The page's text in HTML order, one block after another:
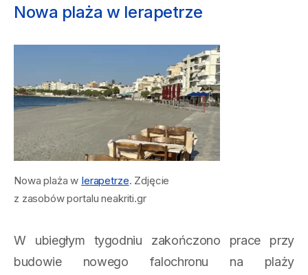
Nowa plaża w Ierapetrze
Nowa plaża w Ierapetrze. Zdjęcie
z zasobów portalu neakriti.gr
W ubiegłym tygodniu zakończono prace przy
budowie nowego falochronu na plaży